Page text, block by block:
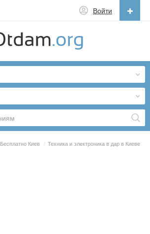
Войти
Бесплатно Киев / Техника и электроника в дар в Киеве